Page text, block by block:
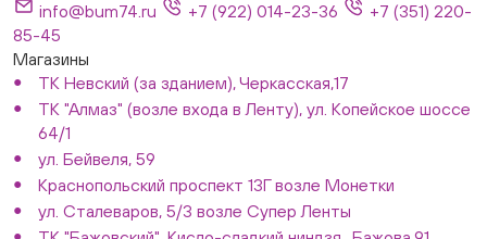
info@bum74.ru +7 (922) 014-23-36
+7 (351) 220-
85-45
Магазины
ТК Невский (за зданием), Черкасская,17
ТК "Алмаз" (возле входа в Ленту), ул. Копейское шоссе
64/1
ул. Бейвеля, 59
Краснопольский проспект 13Г возле Монетки
ул. Сталеваров, 5/3 возле Супер Ленты